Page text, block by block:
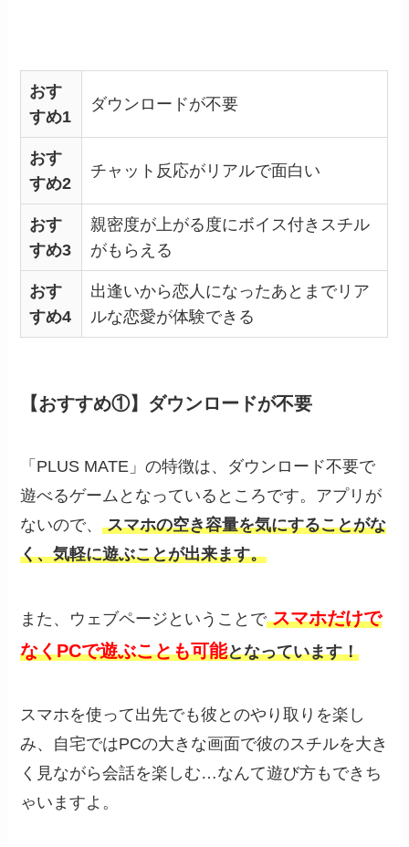
おす
すめ1
ダウンロードが不要
おす
すめ2
チャット反応がリアルで面白い
おす
すめ3
親密度が上がる度にボイス付きスチル
がもらえる
おす
すめ4
出逢いから恋人になったあとまでリア
ルな恋愛が体験できる
【おすすめ①】ダウンロードが不要
「PLUS MATE」の特徴は、ダウンロード不要で
遊べるゲームとなっているところです。アプリが
ないので、スマホの空き容量を気にすることがな
く、気軽に遊ぶことが出来ます。
また、ウェブページということでスマホだけで
なくPCで遊ぶことも可能となっています！
スマホを使って出先でも彼とのやり取りを楽し
み、自宅ではPCの大きな画面で彼のスチルを大き
く見ながら会話を楽しむ…なんて遊び方もできち
ゃいますよ。